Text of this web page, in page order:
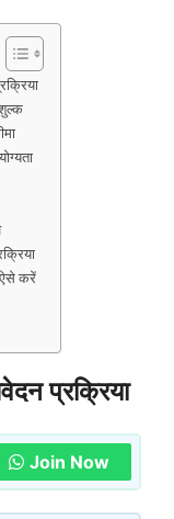
शुल्क
ऐसे करें
प्रक्रिया
Join Now